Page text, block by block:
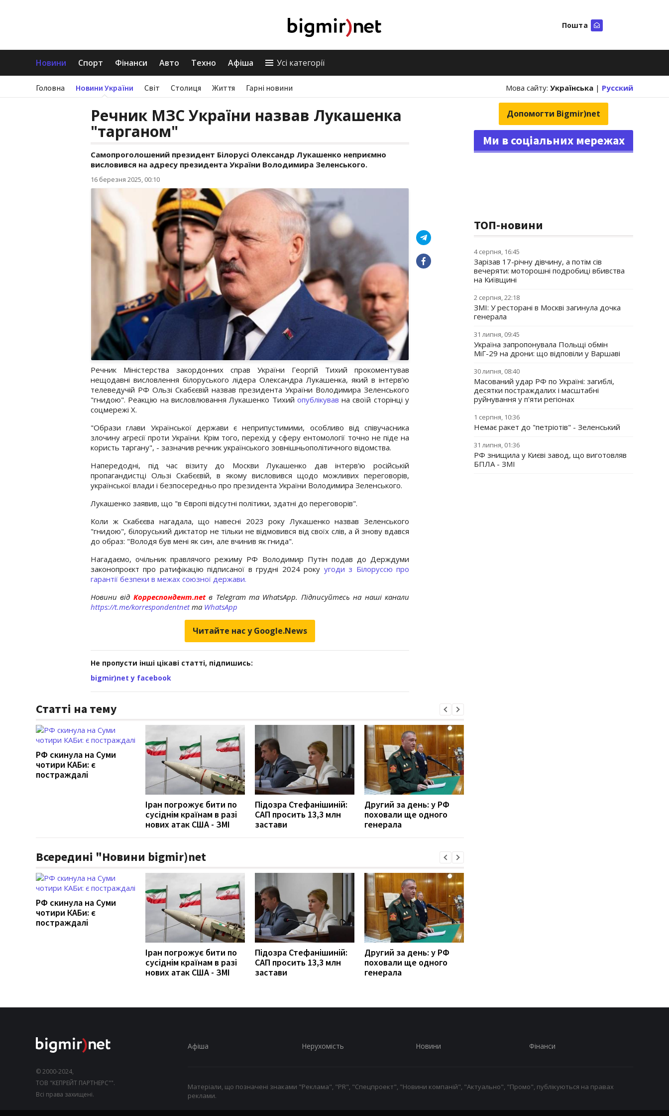
Пошта
Новини Спорт Фінанси Авто Техно Афіша Усі категорії
Головна Новини України Світ Столиця Життя Гарні новини Мова сайту: Українська | Русский
Речник МЗС України назвав Лукашенка
"тарганом"
Самопроголошений президент Білорусі Олександр Лукашенко неприємно
висловився на адресу президента України Володимира Зеленського.
16 березня 2025, 00:10
Речник Міністерства закордонних справ України Георгій Тихий прокоментував
нещодавні висловлення білоруського лідера Олександра Лукашенка, який в інтерв’ю
телеведучій РФ Ользі Скабєєвій назвав президента України Володимира Зеленського
"гнидою". Реакцію на висловлювання Лукашенко Тихий опублікувавна своїй сторінці у
соцмережі Х.
"Образи глави Української держави є неприпустимими, особливо від співучасника
злочину агресії проти України. Крім того, перехід у сферу ентомології точно не піде на
користь таргану", - зазначив речник українського зовнішньополітичного відомства.
Напередодні, під час візиту до Москви Лукашенко дав інтерв'ю російській
пропагандистці Ользі Скабєєвій, в якому висловився щодо можливих переговорів,
української влади і безпосередньо про президента України Володимира Зеленського.
Лукашенко заявив, що "в Європі відсутні політики, здатні до переговорів".
Коли ж Скабєєва нагадала, що навесні 2023 року Лукашенко назвав Зеленського
"гнидою", білоруський диктатор не тільки не відмовився від своїх слів, а й знову вдався
до образ: "Володя був мені як син, але вчинив як гнида".
Нагадаємо, очільник правлячого режиму РФ Володимир Путін подав до Держдуми
законопроєкт про ратифікацію підписаної в грудні 2024 року угоди з Білоруссю про
гарантії безпеки в межах союзної держави.
Новини від Корреспондент.netв Telegram та WhatsApp. Підписуйтесь на наші канали
https://t.me/korrespondentnetта WhatsApp
Читайте нас у Google.News
Не пропусти інші цікаві статті, підпишись:
bigmir)net у facebook
Статті на тему
РФ скинула на Суми
чотири КАБи: є
постраждалі
Іран погрожує бити по
сусіднім країнам в разі
нових атак США - ЗМІ
Підозра Стефанішиній:
САП просить 13,3 млн
застави
Другий за день: у РФ
поховали ще одного
генерала
Всередині "Новини bigmir)net
РФ скинула на Суми
чотири КАБи: є
постраждалі
Іран погрожує бити по
сусіднім країнам в разі
нових атак США - ЗМІ
Підозра Стефанішиній:
САП просить 13,3 млн
застави
Другий за день: у РФ
поховали ще одного
генерала
Допомогти Bigmir)net
Ми в соціальних мережах
ТОП-новини
4 серпня, 16:45
Зарізав 17-річну дівчину, а потім сів
вечеряти: моторошні подробиці вбивства
на Київщині
2 серпня, 22:18
ЗМІ: У ресторані в Москві загинула дочка
генерала
31 липня, 09:45
Україна запропонувала Польщі обмін
МіГ-29 на дрони: що відповіли у Варшаві
30 липня, 08:40
Масований удар РФ по Україні: загиблі,
десятки постраждалих і масштабні
руйнування у п'яти регіонах
1 серпня, 10:36
Немає ракет до "петріотів" - Зеленський
31 липня, 01:36
РФ знищила у Києві завод, що виготовляв
БПЛА - ЗМІ
© 2000-2024,
ТОВ "КЕПРЕЙТ ПАРТНЕРС"".
Всі права захищені.
Афіша Нерухомість Новини Фінанси
Матеріали, що позначені знаками "Реклама", "PR", "Спецпроект", "Новини компаній", "Актуально", "Промо", публікуються на правах
реклами.